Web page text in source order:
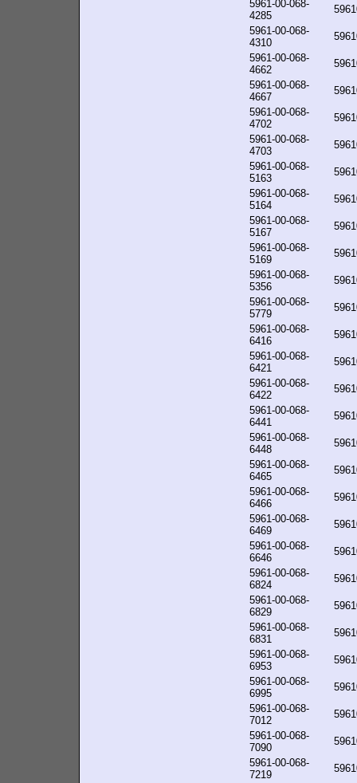
5961-00-068-
4285
5961-00-068-
4310
5961-00-068-
4662
5961-00-068-
4667
5961-00-068-
4702
5961-00-068-
4703
5961-00-068-
5163
5961-00-068-
5164
5961-00-068-
5167
5961-00-068-
5169
5961-00-068-
5356
5961-00-068-
5779
5961-00-068-
6416
5961-00-068-
6421
5961-00-068-
6422
5961-00-068-
6441
5961-00-068-
6448
5961-00-068-
6465
5961-00-068-
6466
5961-00-068-
6469
5961-00-068-
6646
5961-00-068-
6824
5961-00-068-
6829
5961-00-068-
6831
5961-00-068-
6953
5961-00-068-
6995
5961-00-068-
7012
5961-00-068-
7090
5961-00-068-
7219